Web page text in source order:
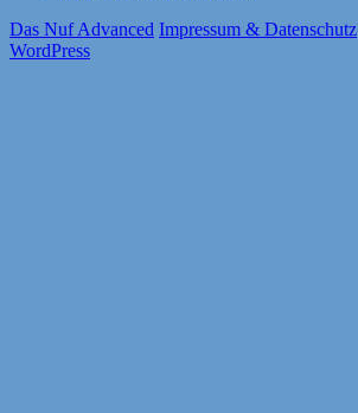
Das Nuf Advanced Impressum & Datenschutz
WordPress